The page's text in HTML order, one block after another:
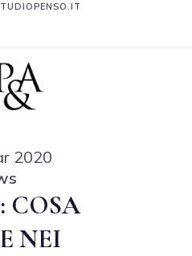
2020
COSA
NEI